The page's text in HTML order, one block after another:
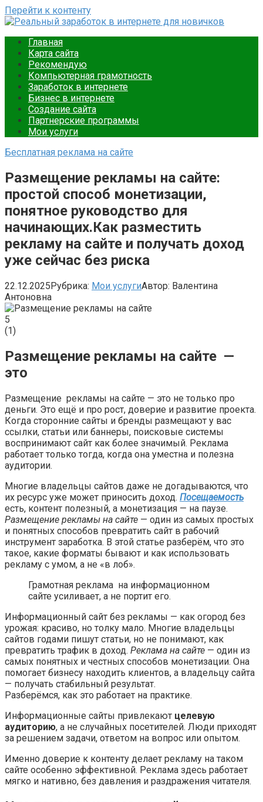
Перейти к контенту
Ваш путеводитель в мире онлайн-заработка. Подробные
инструкции, советы и примеры для новичков. Начните
зарабатывать уже сегодня.
Главная
Карта сайта
Рекомендую
Компьютерная грамотность
Заработок в интернете
Бизнес в интернете
Создание сайта
Партнерские программы
Мои услуги
Бесплатная реклама на сайте
Размещение рекламы на сайте:
простой способ монетизации,
понятное руководство для
начинающих.Как разместить
рекламу на сайте и получать доход
уже сейчас без риска
22.12.2025Рубрика: Мои услугиАвтор: Валентина
Антоновна
5
(1)
Размещение рекламы на сайте —
это
Размещение рекламы на сайте — это не только про
деньги. Это ещё и про рост, доверие и развитие проекта.
Когда сторонние сайты и бренды размещают у вас
ссылки, статьи или баннеры, поисковые системы
воспринимают сайт как более значимый. Реклама
работает только тогда, когда она уместна и полезна
аудитории.
Многие владельцы сайтов даже не догадываются, что
их ресурс уже может приносить доход. Посещаемость
есть, контент полезный, а монетизация — на паузе.
Размещение рекламы на сайте — один из самых простых
и понятных способов превратить сайт в рабочий
инструмент заработка. В этой статье разберём, что это
такое, какие форматы бывают и как использовать
рекламу с умом, а не «в лоб».
Грамотная реклама на информационном
сайте усиливает, а не портит его.
Информационный сайт без рекламы — как огород без
урожая: красиво, но толку мало. Многие владельцы
сайтов годами пишут статьи, но не понимают, как
превратить трафик в доход. Реклама на сайте — один из
самых понятных и честных способов монетизации. Она
помогает бизнесу находить клиентов, а владельцу сайта
— получать стабильный результат.
Разберёмся, как это работает на практике.
Информационные сайты привлекают целевую
аудиторию, а не случайных посетителей. Люди приходят
за решением задачи, ответом на вопрос или опытом.
Именно доверие к контенту делает рекламу на таком
сайте особенно эффективной. Реклама здесь работает
мягко и нативно, без давления и раздражения читателя.